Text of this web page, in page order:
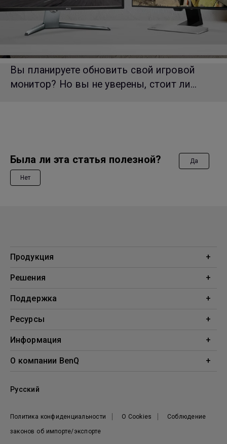
Вы планируете обновить свой игровой
монитор? Но вы не уверены, стоит ли...
Была ли эта статья полезной? Да
Нет
Продукция
Проекторы
Решения
Образование
Поддержка
Поддержка
Ресурсы
Проекционный калькулятор
Информация
BenQ AQCOLOR
О компании BenQ
Новости
Политика конфиденциальности О Cookies Соблюдение
законов об импорте/экспорте
Русский